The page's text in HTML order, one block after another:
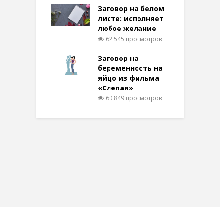
Заговор на белом
листе: исполняет
любое желание
62 545 просмотров
Заговор на
беременность на
яйцо из фильма
«Слепая»
60 849 просмотров